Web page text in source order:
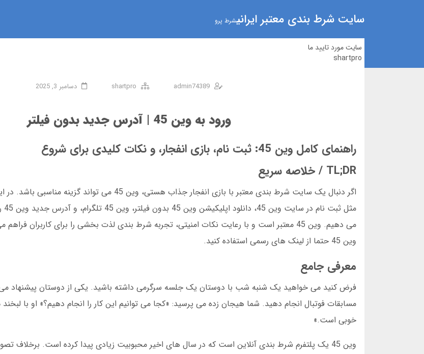
سایت شرط بندی معتبر ایرانیشرط پرو
سایت مورد تایید ما
shartpro
admin74389
shartpro دسامبر 3, 2025
ورود به وین 45 | آدرس جدید بدون فیلتر
راهنمای کامل وین 45: ثبت نام، بازی انفجار، و نکات کلیدی برای شروع
TL;DR / خلاصه سریع
اگر دنبال یک سایت شرط بندی معتبر با بازی انفجار جذاب هستی، وین 45
می دهیم. وین 45 معتبر است و با رعایت نکات امنیتی، تجربه شرط بندی لذت بخشی را برای کاربران
وین 45 حتما از لینک های رسمی استفاده کنید.
معرفی جامع
فرض کنید می خواهید یک شنبه شب با دوستان یک جلسه سرگرمی داشته باشید. یکی از دوستان پیشنهاد
خوبی است.»